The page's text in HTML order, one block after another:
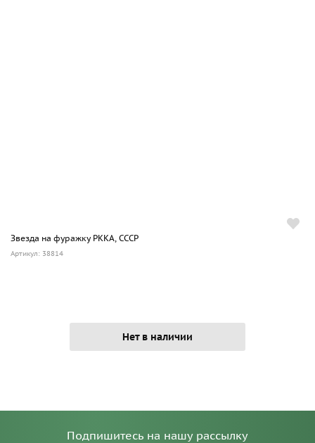
Звезда на фуражку РККА, СССР
Артикул: 38814
Нет в наличии
Подпишитесь на нашу рассылку